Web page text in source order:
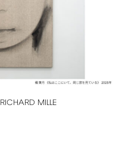
RICHARD MILLE